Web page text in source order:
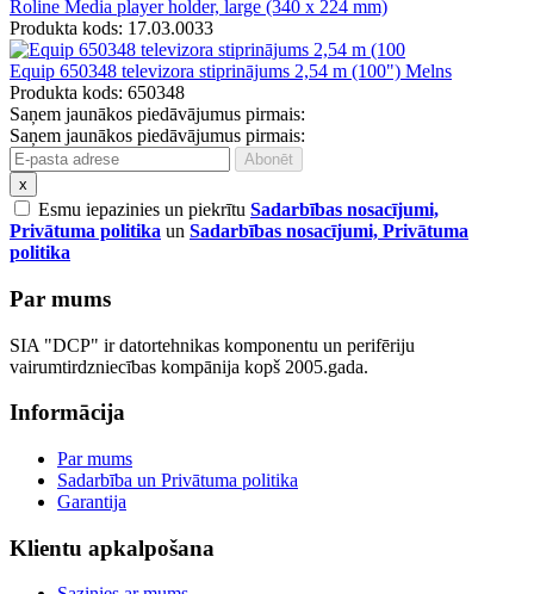
Roline Media player holder, large (340 x 224 mm)
Produkta kods: 17.03.0033
Equip 650348 televizora stiprinājums 2,54 m (100") Melns
Produkta kods: 650348
Saņem jaunākos piedāvājumus pirmais:
Saņem jaunākos piedāvājumus pirmais:
x
Esmu iepazinies un piekrītu Sadarbības nosacījumi,
Privātuma politika un Sadarbības nosacījumi, Privātuma
politika
Par mums
SIA "DCP" ir datortehnikas komponentu un perifēriju
vairumtirdzniecības kompānija kopš 2005.gada.
Informācija
Par mums
Sadarbība un Privātuma politika
Garantija
Klientu apkalpošana